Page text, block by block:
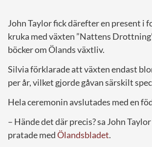
John Taylor fick därefter en present i
kruka med växten ”Nattens
böcker om Ölands växtliv.
Silvia förklarade att växten endast
per år, vilket gjorde gåvan särskilt
Hela ceremonin avslutades med en
– Hände det där precis? sa John
pratade medÖlandsbladet.